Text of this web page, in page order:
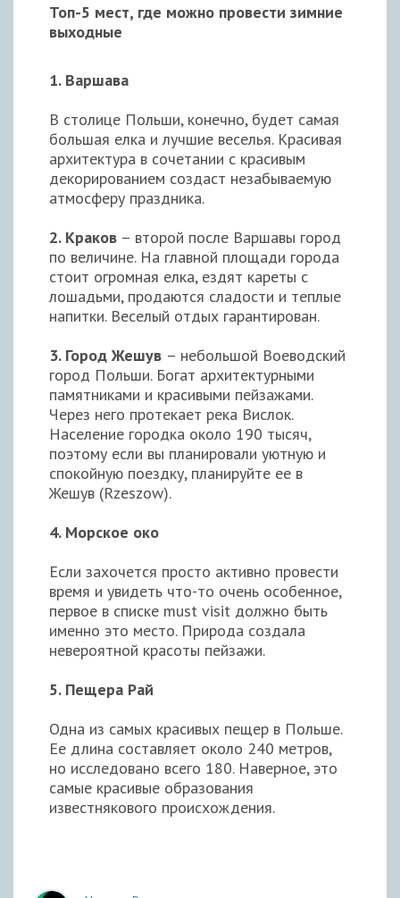
Топ-5 мест, где можно провести зимние
выходные
1. Варшава
В столице Польши, конечно, будет самая
большая елка и лучшие веселья. Красивая
архитектура в сочетании с красивым
декорированием создаст незабываемую
атмосферу праздника.
2. Краков – второй после Варшавы город
по величине. На главной площади города
стоит огромная елка, ездят кареты с
лошадьми, продаются сладости и теплые
напитки. Веселый отдых гарантирован.
3. Город Жешув – небольшой Воеводский
город Польши. Богат архитектурными
памятниками и красивыми пейзажами.
Через него протекает река Вислок.
Население городка около 190 тысяч,
поэтому если вы планировали уютную и
спокойную поездку, планируйте ее в
Жешув (Rzeszow).
4. Морское око
Если захочется просто активно провести
время и увидеть что-то очень особенное,
первое в списке must visit должно быть
именно это место. Природа создала
невероятной красоты пейзажи.
5. Пещера Рай
Одна из самых красивых пещер в Польше.
Ее длина составляет около 240 метров,
но исследовано всего 180. Наверное, это
самые красивые образования
известнякового происхождения.